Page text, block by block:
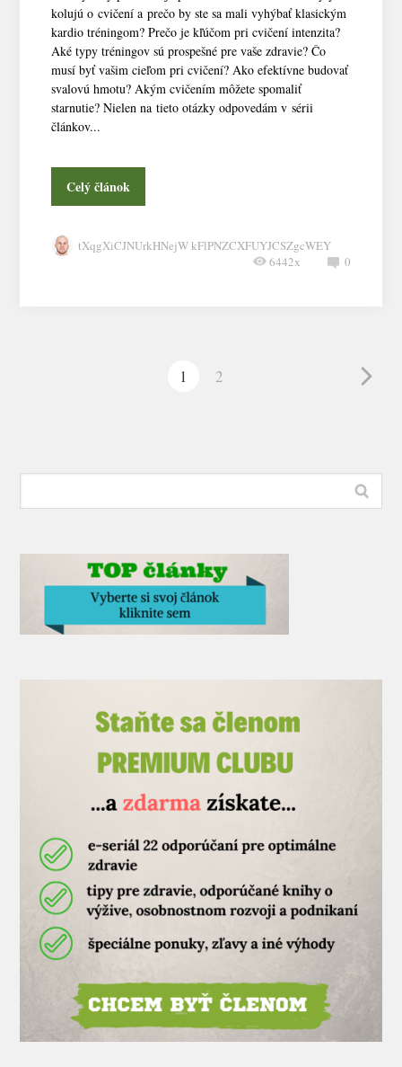
kolujú o cvičení a prečo by ste sa mali vyhýbať klasickým
kardio tréningom? Prečo je kľúčom pri cvičení intenzita?
Aké typy tréningov sú prospešné pre vaše zdravie? Čo
musí byť vašim cieľom pri cvičení? Ako efektívne budovať
svalovú hmotu? Akým cvičením môžete spomaliť
starnutie? Nielen na tieto otázky odpovedám v sérii
článkov...
Celý článok
tXqgXiCJNUrkHNejW kFlPNZCXFUYJCSZgcWEY
0
6442x
1 2